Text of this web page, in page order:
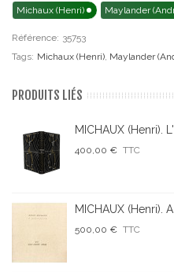
Michaux (Henri)
Maylander
Référence: 35753
Tags: Michaux (Henri) Maylander
PRODUITS LIÉS
MICHAUX (Henri).
400,00 € TTC
MICHAUX (Henri).
500,00 € TTC